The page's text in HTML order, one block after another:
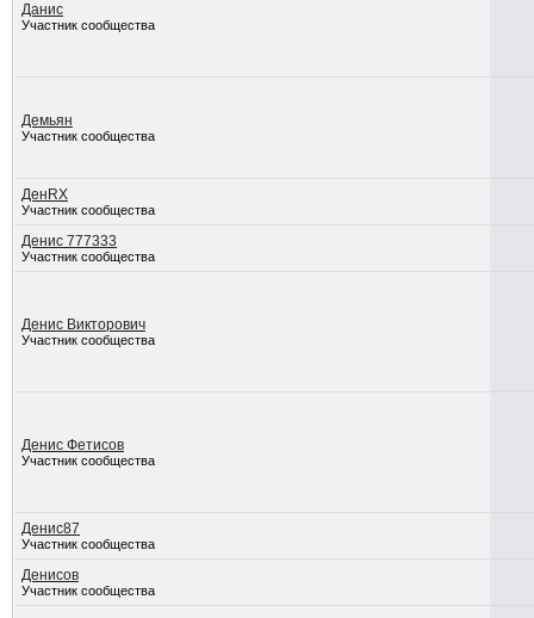
Данис
Участник сообщества
Демьян
Участник сообщества
ДенRX
Участник сообщества
Денис 777333
Участник сообщества
Денис Викторович
Участник сообщества
Денис Фетисов
Участник сообщества
Денис87
Участник сообщества
Денисов
Участник сообщества